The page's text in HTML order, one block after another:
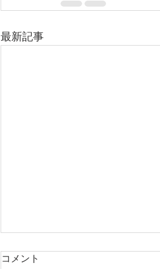
最新記事
年末年始休暇のお知らせ
コメント